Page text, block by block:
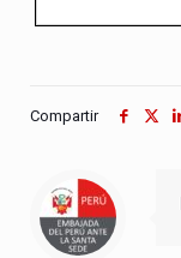
Compartir